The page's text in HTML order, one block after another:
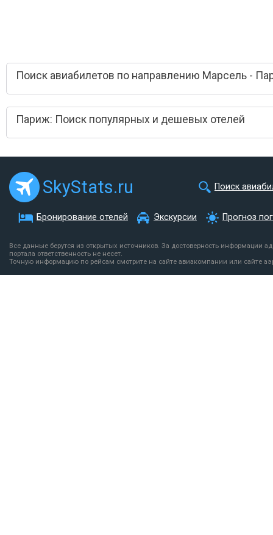
Поиск авиабилетов по направлению Марсель -
Париж: Поиск популярных и дешевых отелей
SkyStats.ru Поиск
Бронирование отелей Экскурсии Прогноз
Все данные берутся из открытых источников. За достоверность информации
портала ответственность не несет.
Точную информацию по рейсам смотрите на сайте авиакомпании или сайте